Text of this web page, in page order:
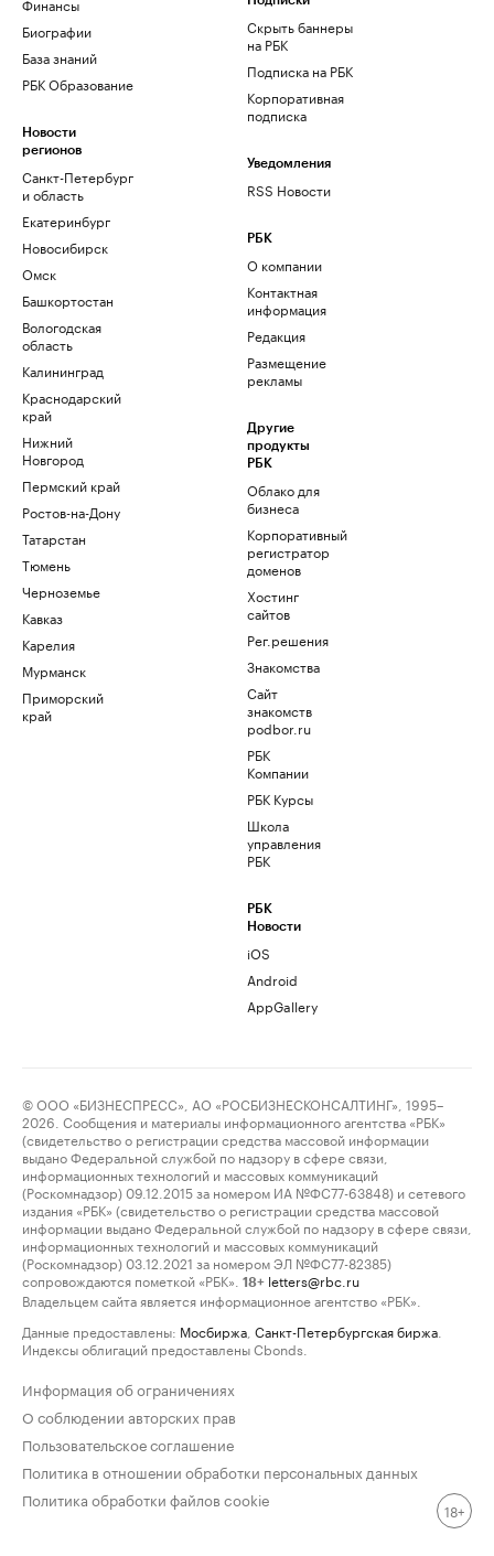
Биографии
База знаний
РБК Образование
Новости
регионов
Санкт-Петербург
и область
Екатеринбург
Новосибирск
Омск
Башкортостан
Вологодская
область
Калининград
Краснодарский
край
Нижний
Новгород
Пермский край
Ростов-на-Дону
Татарстан
Тюмень
Черноземье
Кавказ
Карелия
Мурманск
Приморский
край
Скрыть баннеры
на РБК
Подписка на РБК
Корпоративная
подписка
Уведомления
RSS Новости
РБК
О компании
Контактная
информация
Редакция
Размещение
рекламы
Другие
продукты
РБК
Облако для
бизнеса
Корпоративный
регистратор
доменов
Хостинг
сайтов
Рег.решения
Знакомства
Сайт
знакомств
podbor.ru
РБК
Компании
РБК Курсы
Школа
управления
РБК
РБК
Новости
iOS
Android
AppGallery
© ООО «БИЗНЕСПРЕСС», АО «РОСБИЗНЕСКОНСАЛТИНГ», 1995–
2026. Сообщения и материалы информационного агентства «РБК»
(свидетельство о регистрации средства массовой информации
выдано Федеральной службой по надзору в сфере связи,
информационных технологий и массовых коммуникаций
(Роскомнадзор) 09.12.2015 за номером ИА №ФС77-63848) и сетевого
издания «РБК» (свидетельство о регистрации средства массовой
информации выдано Федеральной службой по надзору в сфере связи,
информационных технологий и массовых коммуникаций
(Роскомнадзор) 03.12.2021 за номером ЭЛ №ФС77-82385)
сопровождаются пометкой «РБК».
18+ letters@rbc.ru
Владельцем сайта является информационное агентство «РБК».
Данные предоставлены: Мосбиржа Санкт-Петербургская биржа
Индексы облигаций предоставлены Cbonds.
Информация об ограничениях
О соблюдении авторских прав
Пользовательское соглашение
Политика в отношении обработки персональных данных
Политика обработки файлов cookie
18+